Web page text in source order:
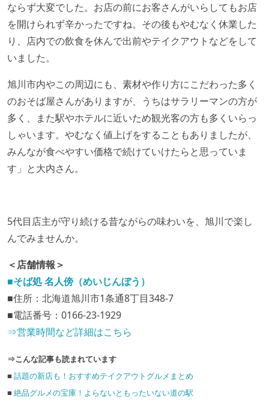
ならず大変でした。お店の前にお客さんがいらしてもお店
を開けられず辛かったですね。その後もやむなく休業した
り、店内での飲食を休んで出前やテイクアウトなどをして
いました。
旭川市内やこの周辺にも、素材や作り方にこだわった多く
のおそば屋さんがありますが、うちはサラリーマンの方が
多く、また駅やホテルに近いため観光客の方も多くいらっ
しゃいます。やむなく値上げをすることもありましたが、
みんなが食べやすい価格で続けていけたらと思っていま
す」と大内さん。
5代目店主が守り続ける昔ながらの味わいを、旭川で楽し
んでみませんか。
＜店舗情報＞
■そば処 名人傍（めいじんぼう）
■住所：北海道旭川市1条通8丁目348-7
■電話番号：0166-23-1929
⇒営業時間など詳細はこちら
⇒こんな記事も読まれています
■ 話題の新店も！おすすめテイクアウトグルメまとめ
■ 絶品グルメの宝庫！よらないともったいない道の駅